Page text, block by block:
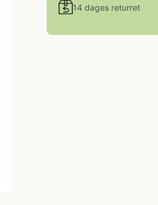
14 dages returret